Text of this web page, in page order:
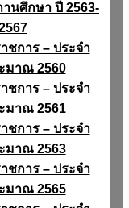
นศึกษา ปี 2563-
ชการ – ประจำ
มาณ 2560
ชการ – ประจำ
มาณ 2561
ชการ – ประจำ
มาณ 2563
ชการ – ประจำ
มาณ 2565